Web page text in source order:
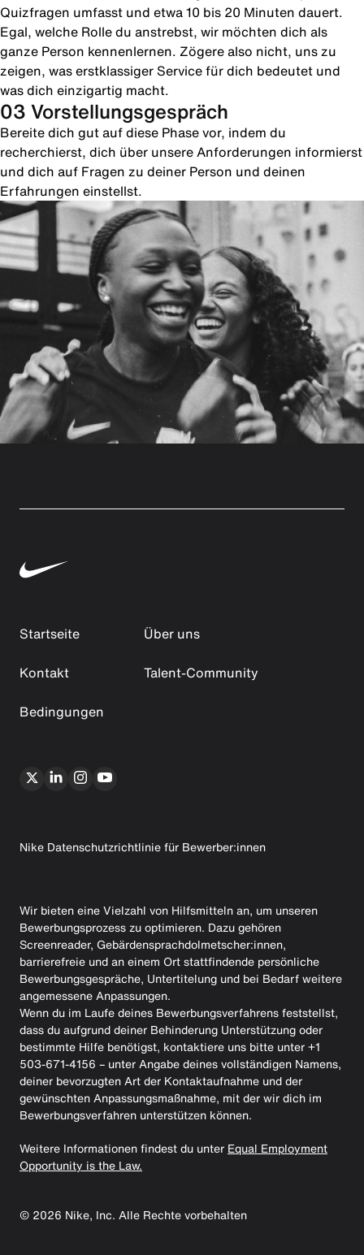
Quizfragen umfasst und etwa 10 bis 20 Minuten dauert.
Egal, welche Rolle du anstrebst, wir möchten dich als
ganze Person kennenlernen. Zögere also nicht, uns zu
zeigen, was erstklassiger Service für dich bedeutet und
was dich einzigartig macht.
03 Vorstellungsgespräch
Bereite dich gut auf diese Phase vor, indem du
recherchierst, dich über unsere Anforderungen informierst
und dich auf Fragen zu deiner Person und deinen
Erfahrungen einstellst.
Startseite
Über uns
Kontakt
Talent-Community
Bedingungen
Nike Datenschutzrichtlinie für Bewerber:innen
Wir bieten eine Vielzahl von Hilfsmitteln an, um unseren
Bewerbungsprozess zu optimieren. Dazu gehören
Screenreader, Gebärdensprachdolmetscher:innen,
barrierefreie und an einem Ort stattfindende persönliche
Bewerbungsgespräche, Untertitelung und bei Bedarf weitere
angemessene Anpassungen.
Wenn du im Laufe deines Bewerbungsverfahrens feststellst,
dass du aufgrund deiner Behinderung Unterstützung oder
bestimmte Hilfe benötigst, kontaktiere uns bitte unter +1
503-671-4156 – unter Angabe deines vollständigen Namens,
deiner bevorzugten Art der Kontaktaufnahme und der
gewünschten Anpassungsmaßnahme, mit der wir dich im
Bewerbungsverfahren unterstützen können.
Weitere Informationen findest du unter Equal Employment
Opportunity is the Law.
© 2026 Nike, Inc. Alle Rechte vorbehalten